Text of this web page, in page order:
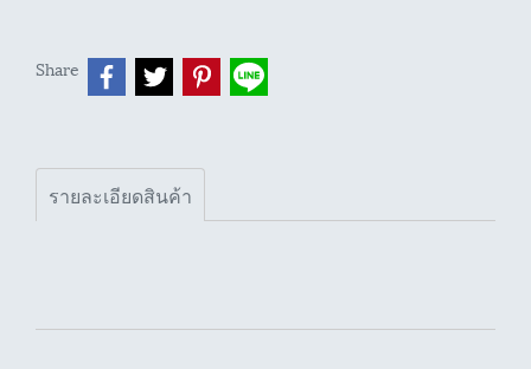
Share
รายละเอียดสินค้า